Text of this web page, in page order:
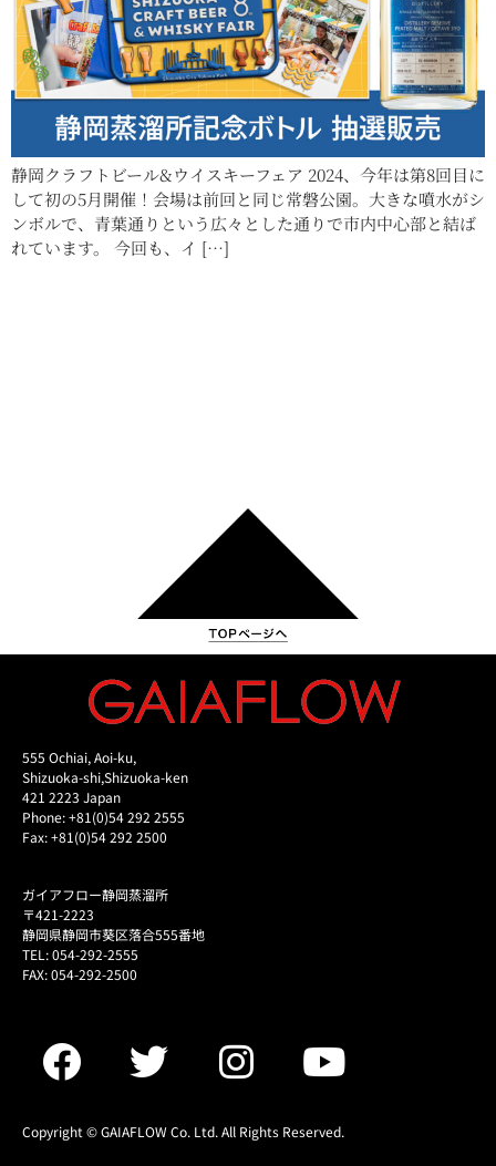
静岡クラフトビール&ウイスキーフェア 2024、今年は第8回目に
して初の5月開催！会場は前回と同じ常磐公園。大きな噴水がシ
ンボルで、青葉通りという広々とした通りで市内中心部と結ば
れています。 今回も、イ […]
555 Ochiai, Aoi-ku,
Shizuoka-shi,Shizuoka-ken
421 2223 Japan
Phone: +81(0)54 292 2555
Fax: +81(0)54 292 2500
ガイアフロー静岡蒸溜所
〒421-2223
静岡県静岡市葵区落合555番地
TEL: 054-292-2555
FAX: 054-292-2500
Copyright © GAIAFLOW Co. Ltd. All Rights Reserved.